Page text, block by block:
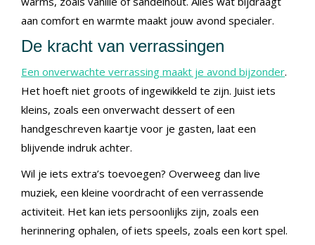
aan comfort en warmte maakt jouw avond specialer.
De kracht van verrassingen
Een onverwachte verrassing maakt je avond bijzonder.
Het hoeft niet groots of ingewikkeld te zijn. Juist iets
kleins, zoals een onverwacht dessert of een
handgeschreven kaartje voor je gasten, laat een
blijvende indruk achter.
Wil je iets extra’s toevoegen? Overweeg dan live
muziek, een kleine voordracht of een verrassende
activiteit. Het kan iets persoonlijks zijn, zoals een
herinnering ophalen, of iets speels, zoals een kort spel.